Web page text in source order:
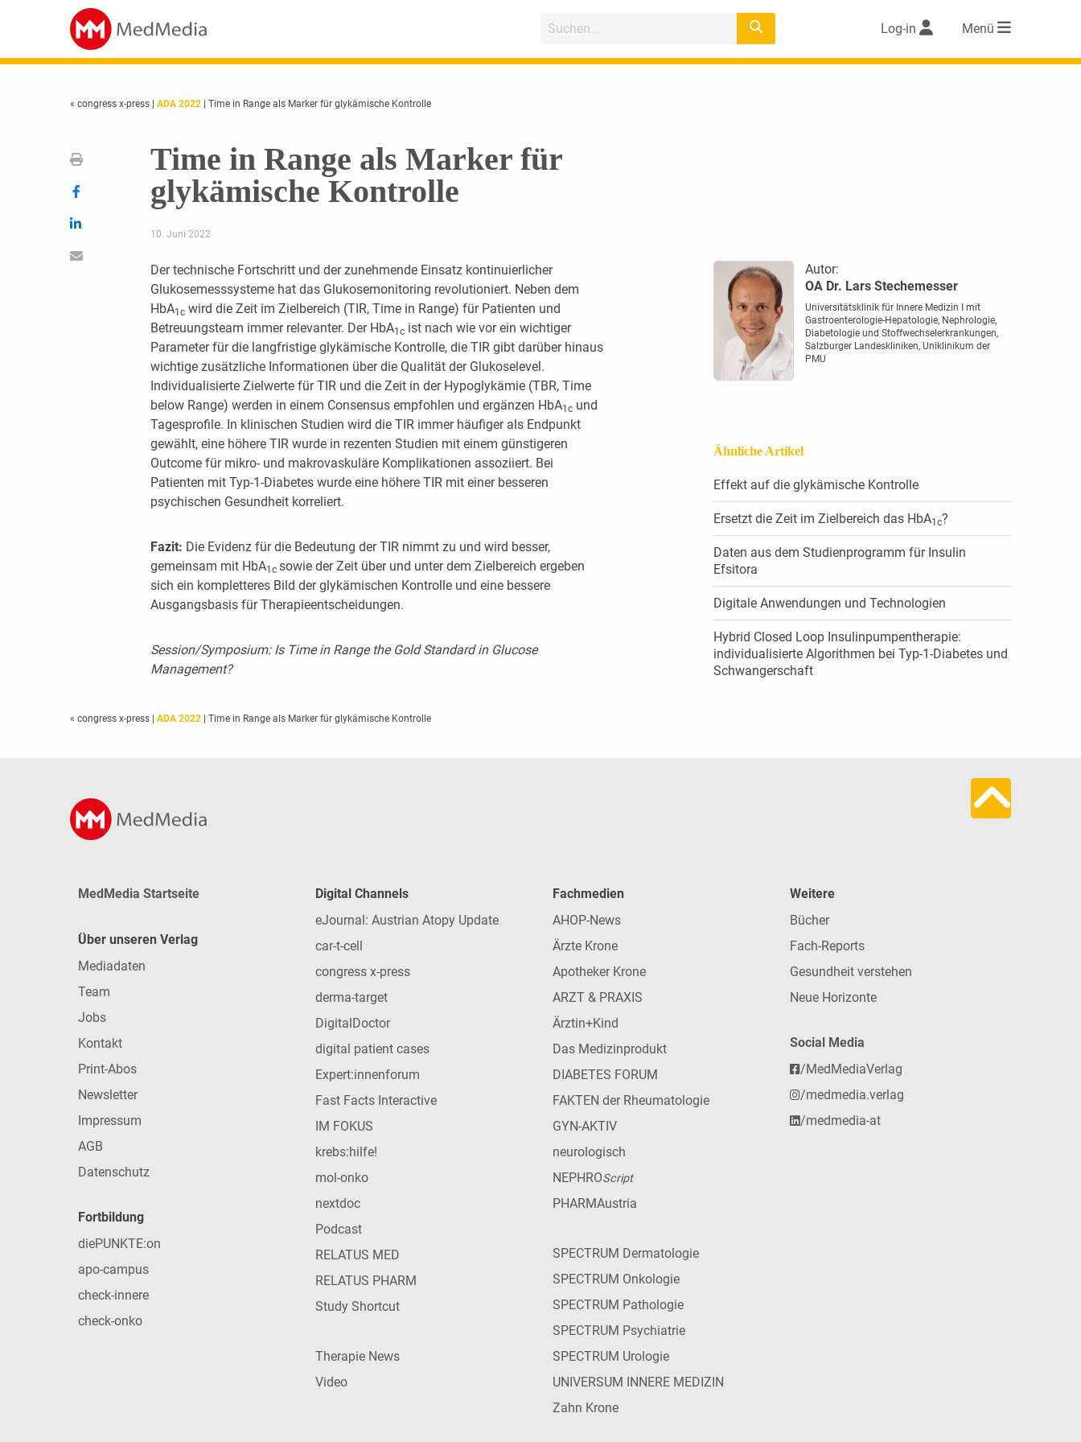
Log-in Menü
« congress x-press ADA 2022 | Time in Range als Marker für glykämische Kontrolle
Time in Range als Marker für
glykämische Kontrolle
10. Juni 2022
Der technische Fortschritt und der zunehmende Einsatz kontinuierlicher
Glukosemesssysteme hat das Glukosemonitoring revolutioniert. Neben dem
HbA1cwird die Zeit im Zielbereich (TIR, Time in Range) für Patienten und
Betreuungsteam immer relevanter. Der HbA1cist nach wie vor ein wichtiger
Parameter für die langfristige glykämische Kontrolle, die TIR gibt darüber hinaus
wichtige zusätzliche Informationen über die Qualität der Glukoselevel.
Individualisierte Zielwerte für TIR und die Zeit in der Hypoglykämie (TBR, Time
below Range) werden in einem Consensus empfohlen und ergänzen HbA1cund
Tagesprofile. In klinischen Studien wird die TIR immer häufiger als Endpunkt
gewählt, eine höhere TIR wurde in rezenten Studien mit einem günstigeren
Outcome für mikro- und makrovaskuläre Komplikationen assoziiert. Bei
Patienten mit Typ-1-Diabetes wurde eine höhere TIR mit einer besseren
psychischen Gesundheit korreliert.
Fazit: Die Evidenz für die Bedeutung der TIR nimmt zu und wird besser,
gemeinsam mit HbA1c sowie der Zeit über und unter dem Zielbereich ergeben
sich ein kompletteres Bild der glykämischen Kontrolle und eine bessere
Ausgangsbasis für Therapieentscheidungen.
Session/Symposium: Is Time in Range the Gold Standard in Glucose
Management?
Autor:
OA Dr. Lars Stechemesser
Universitätsklinik für Innere Medizin I mit
Gastroenterologie-Hepatologie, Nephrologie,
Diabetologie und Stoffwechselerkrankungen,
Salzburger Landeskliniken, Uniklinikum der
PMU
Ähnliche Artikel
Effekt auf die glykämische ­Kontrolle
Ersetzt die Zeit im Zielbereich das HbA1c?
Daten aus dem Studienprogramm für Insulin
Efsitora
Digitale Anwendungen und ­Technologien
Hybrid Closed Loop Insulinpumpentherapie:
individualisierte Algorithmen bei Typ-1-Diabetes und
Schwangerschaft
« congress x-press ADA 2022 | Time in Range als Marker für glykämische Kontrolle
MedMedia Startseite
Über unseren Verlag
Mediadaten
Team
Jobs
Kontakt
Print-Abos
Newsletter
Impressum
AGB
Datenschutz
Fortbildung
diePUNKTE:on
apo-campus
check-innere
check-onko
Digital Channels
eJournal: Austrian Atopy Update
car-t-cell
congress x-press
derma-target
DigitalDoctor
digital patient cases
Expert:innenforum
Fast Facts Interactive
IM FOKUS
krebs:hilfe!
mol-onko
nextdoc
Podcast
RELATUS MED
RELATUS PHARM
Study Shortcut
Therapie News
Video
Fachmedien
AHOP-News
Ärzte Krone
Apotheker Krone
ARZT & PRAXIS
Ärztin+Kind
Das Medizinprodukt
DIABETES FORUM
FAKTEN der Rheumatologie
GYN-AKTIV
neurologisch
NEPHROScript
PHARMAustria
SPECTRUM Dermatologie
SPECTRUM Onkologie
SPECTRUM Pathologie
SPECTRUM Psychiatrie
SPECTRUM Urologie
UNIVERSUM INNERE MEDIZIN
Zahn Krone
Weitere
Bücher
Fach-Reports
Gesundheit verstehen
Neue Horizonte
Social Media
/MedMediaVerlag
/medmedia.verlag
/medmedia-at